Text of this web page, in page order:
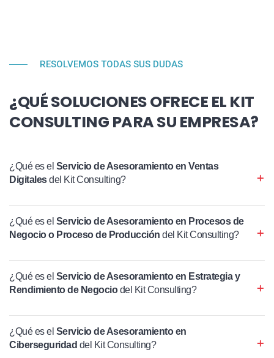
RESOLVEMOS TODAS SUS DUDAS
¿QUÉ SOLUCIONES OFRECE EL KIT
CONSULTING PARA SU EMPRESA?
¿Qué es el Servicio de Asesoramiento en Ventas
Digitalesdel Kit Consulting?
¿Qué es el Servicio de Asesoramiento en Procesos de
Negocio o Proceso de Producción del Kit Consulting?
¿Qué es el Servicio de Asesoramiento en Estrategia y
Rendimiento de Negociodel Kit Consulting?
¿Qué es el Servicio de Asesoramiento en
Ciberseguridad del Kit Consulting?